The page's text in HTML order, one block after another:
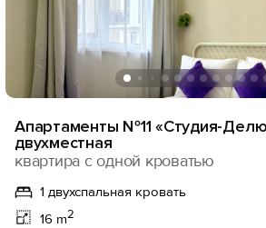
Апартаменты №11 «Cтудия-
двухместная
квартира с одной кроватью
1 двухспальная кровать
16 m2